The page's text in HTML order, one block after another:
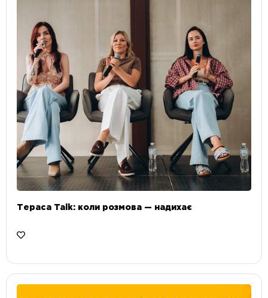
Тераса Talk: коли розмова — надихає